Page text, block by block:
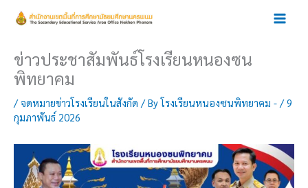
ข่าวประชาสัมพันธ์โรงเรียนหนองซน
พิทยาคม
/จดหมายข่าวโรงเรียนในสังกัด / Byโรงเรียนหนองซนพิทยาคม - /9
กุมภาพันธ์ 2026